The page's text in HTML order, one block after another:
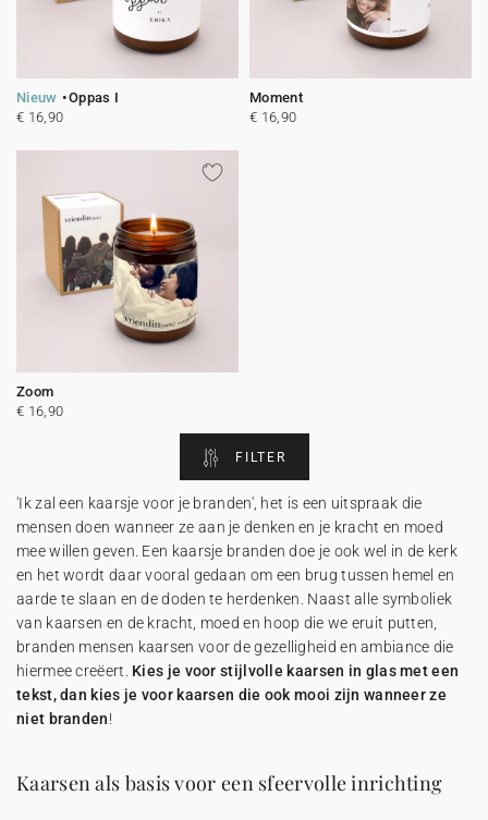
Nieuw
Oppas I
€ 16,90
Moment
€ 16,90
Zoom
€ 16,90
FILTER
'Ik zal een kaarsje voor je branden', het is een uitspraak die
mensen doen wanneer ze aan je denken en je kracht en moed
mee willen geven. Een kaarsje branden doe je ook wel in de kerk
en het wordt daar vooral gedaan om een brug tussen hemel en
aarde te slaan en de doden te herdenken. Naast alle symboliek
van kaarsen en de kracht, moed en hoop die we eruit putten,
branden mensen kaarsen voor de gezelligheid en ambiance die
hiermee creëert. Kies je voor stijlvolle kaarsen in glas met een
tekst, dan kies je voor kaarsen die ook mooi zijn wanneer ze
niet branden!
Kaarsen als basis voor een sfeervolle inrichting